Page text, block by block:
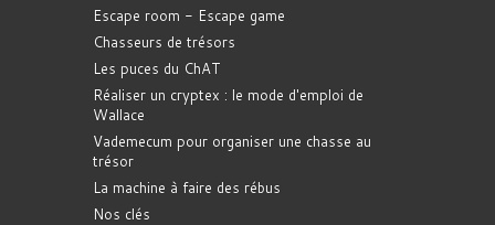
Escape room - Escape game
Chasseurs de trésors
Les puces du ChAT
Réaliser un cryptex : le mode d'emploi de
Wallace
Vademecum pour organiser une chasse au
trésor
La machine à faire des rébus
Nos clés